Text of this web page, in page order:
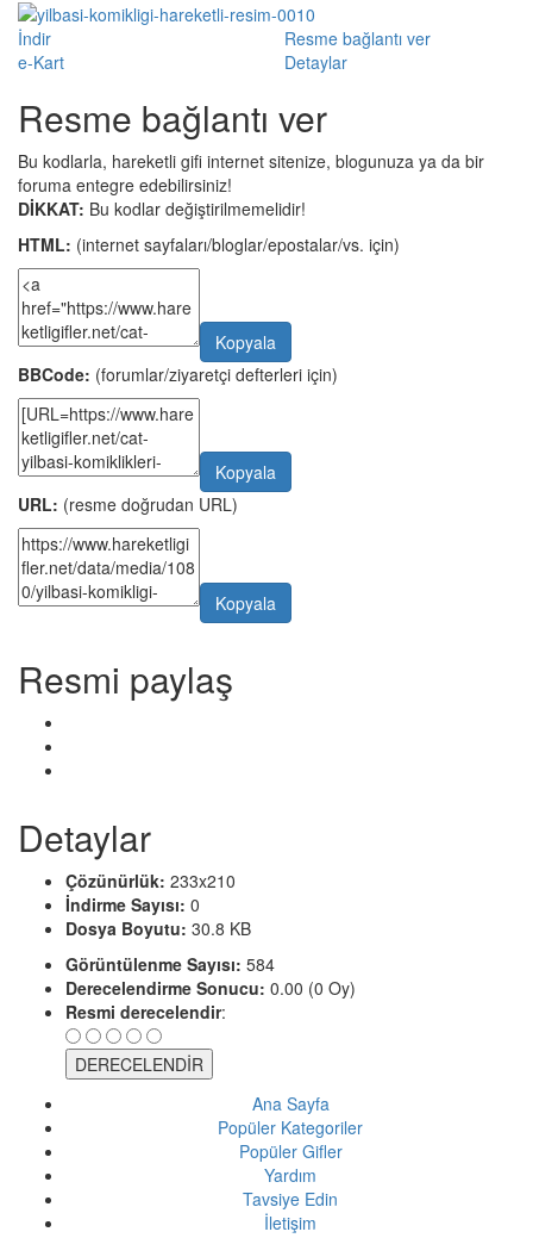
İndir
Resme bağlantı ver
e-Kart
Detaylar
Resme bağlantı ver
Bu kodlarla, hareketli gifi internet sitenize, blogunuza ya da bir
foruma entegre edebilirsiniz!
DİKKAT: Bu kodlar değiştirilmemelidir!
HTML: (internet sayfaları/bloglar/epostalar/vs. için)
Kopyala
BBCode: (forumlar/ziyaretçi defterleri için)
Kopyala
URL: (resme doğrudan URL)
Kopyala
Resmi paylaş
Detaylar
Çözünürlük: 233x210
İndirme Sayısı: 0
Dosya Boyutu: 30.8 KB
Görüntülenme Sayısı: 584
Derecelendirme Sonucu: 0.00 (0 Oy)
Resmi derecelendir:
Ana Sayfa
Popüler Kategoriler
Popüler Gifler
Yardım
Tavsiye Edin
İletişim